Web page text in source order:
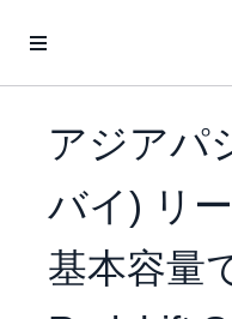
アジアパ
バイ) リ
基本容量